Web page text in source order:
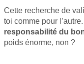
Cette recherche de
toi comme pour
responsabilité du
poids énorme, non ?